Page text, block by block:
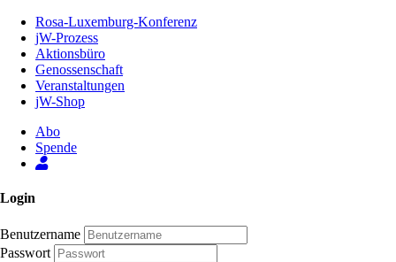
Inhalt
Seite
Rosa-Luxemburg-Konferenz
jW-Prozess
Aktionsbüro
Genossenschaft
Veranstaltungen
jW-Shop
Abo
Spende
Login
Benutzername
Passwort